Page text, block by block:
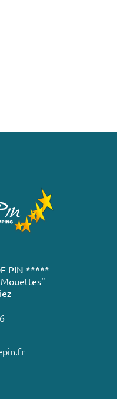
PIN *****
Mouettes"